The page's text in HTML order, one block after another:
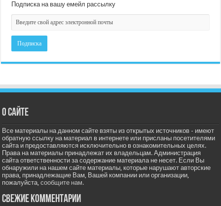
Подписка на вашу емейл рассылку
О сайте
Все материалы на данном сайте взяты из открытых источников - имеют
обратную ссылку на материал в интернете или присланы посетителями
сайта и предоставляются исключительно в ознакомительных целях.
Права на материалы принадлежат их владельцам. Администрация
сайта ответственности за содержание материала не несет. Если Вы
обнаружили на нашем сайте материалы, которые нарушают авторские
права, принадлежащие Вам, Вашей компании или организации,
пожалуйста,сообщите нам.
Свежие комментарии